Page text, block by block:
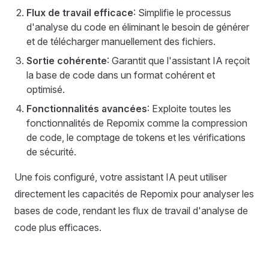
Flux de travail efficace: Simplifie le processus
d'analyse du code en éliminant le besoin de générer
et de télécharger manuellement des fichiers.
Sortie cohérente: Garantit que l'assistant IA reçoit
la base de code dans un format cohérent et
optimisé.
Fonctionnalités avancées: Exploite toutes les
fonctionnalités de Repomix comme la compression
de code, le comptage de tokens et les vérifications
de sécurité.
Une fois configuré, votre assistant IA peut utiliser
directement les capacités de Repomix pour analyser les
bases de code, rendant les flux de travail d'analyse de
code plus efficaces.